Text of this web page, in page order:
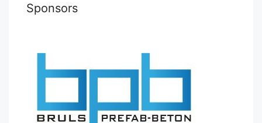
Sponsors